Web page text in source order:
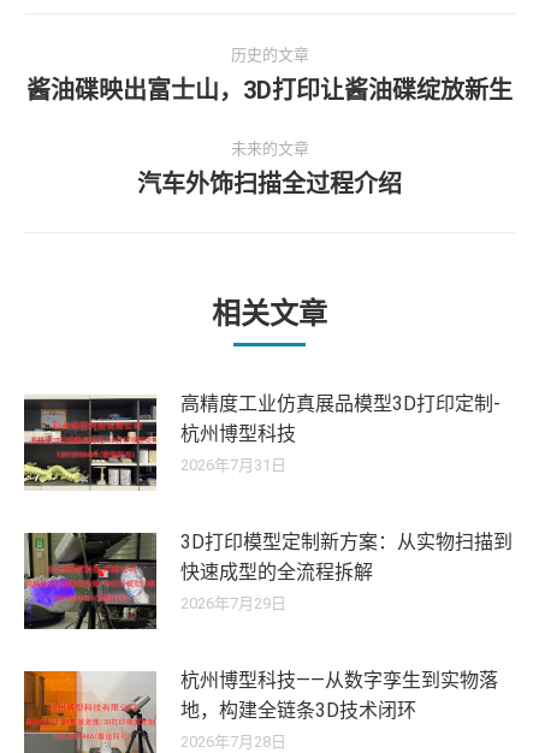
章
历史的文章
历
的
文
酱油碟映出富士山，3D打印让酱油碟绽放新生
未来的文章
未
章：
汽车外饰扫描全过程介绍
相关文章
高精度工业仿真展品模型3D打印定制-
杭州博型科技
2026年7月31日
3D打印模型定制新方案：从实物扫描到
快速成型的全流程拆解
2026年7月29日
杭州博型科技——从数字孪生到实物落
地，构建全链条3D技术闭环
2026年7月28日